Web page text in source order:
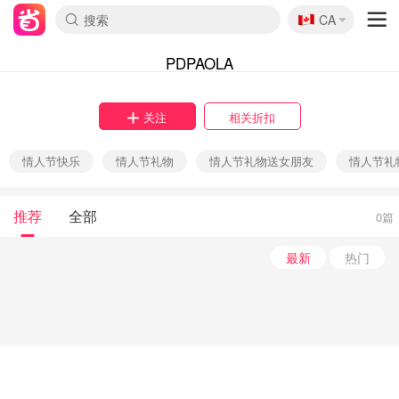
🇨🇦
CA
PDPAOLA
关注 相关折扣
情人节快乐 情人节礼物 情人节礼物送女朋友 情人节
推荐 全部 0篇
最新 热门